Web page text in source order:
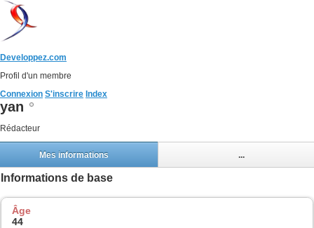
Developpez.com
Profil d'un membre
Connexion S'inscrire Index
yan
Rédacteur
Mes informations ...
Informations de base
Âge
44